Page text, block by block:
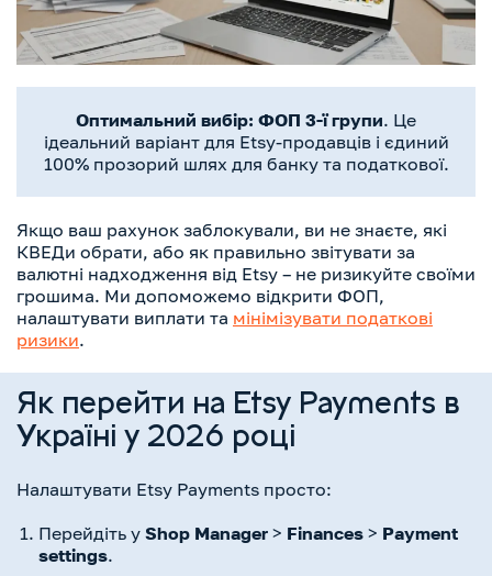
Оптимальний вибір: ФОП 3-ї групи. Це
ідеальний варіант для Etsy-продавців і єдиний
100% прозорий шлях для банку та податкової.
Якщо ваш рахунок заблокували, ви не знаєте, які
КВЕДи обрати, або як правильно звітувати за
валютні надходження від Etsy – не ризикуйте своїми
грошима. Ми допоможемо відкрити ФОП,
налаштувати виплати та мінімізувати податкові
ризики.
Як перейти на Etsy Payments в
Україні у 2026 році
Налаштувати Etsy Payments просто:
Перейдіть у Shop Manager > Finances > Payment
settings.